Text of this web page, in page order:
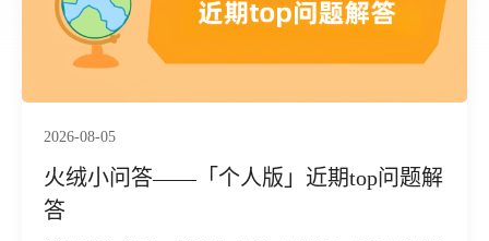
或查询netlink时抹除指定连接，覆盖管理员常用的三条自查
路径。 由于该组件具备极强的内核隐身能力，传统杀毒、主
机巡检工具很难发现被隐匿的进程、网络连接与文件，攻击
避运维排查，搭建持久后门、横向渗透内网，甚至篡改业务
数据、植入勒索程序，大幅抬高安全事件的发现与溯源成
本，给企业带来数据泄露、业务中断、合规追责等多重损
2026-08-05
火绒小问答——「个人版」近期top问题解
答